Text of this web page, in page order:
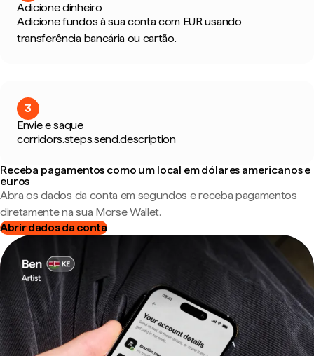
Adicione dinheiro
Adicione fundos à sua conta com EUR usando
transferência bancária ou cartão.
3
Envie e saque
corridors.steps.send.description
Receba pagamentos como um local em dólares americanos e
euros
Abra os dados da conta em segundos e receba pagamentos
diretamente na sua Morse Wallet.
Abrir dados da conta